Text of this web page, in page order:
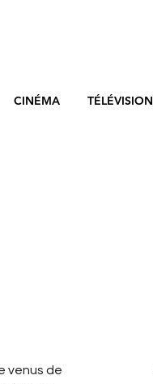
CINÉMA TÉLÉVISION
venus de